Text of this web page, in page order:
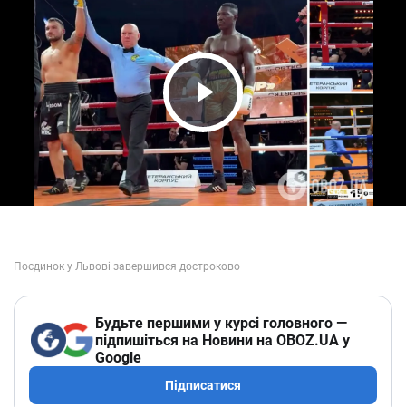
Play Video
Будьте першими у курсі головного —
підпишіться на Новини на OBOZ.UA у
Google
Підписатися